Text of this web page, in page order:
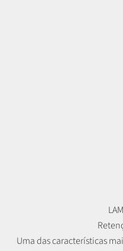
Uma das características